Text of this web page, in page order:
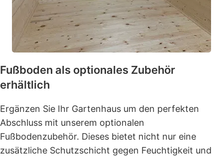
Fußboden als optionales Zubehör
erhältlich
Ergänzen Sie Ihr Gartenhaus um den perfekten
Abschluss mit unserem optionalen
Fußbodenzubehör. Dieses bietet nicht nur eine
zusätzliche Schutzschicht gegen Feuchtigkeit und